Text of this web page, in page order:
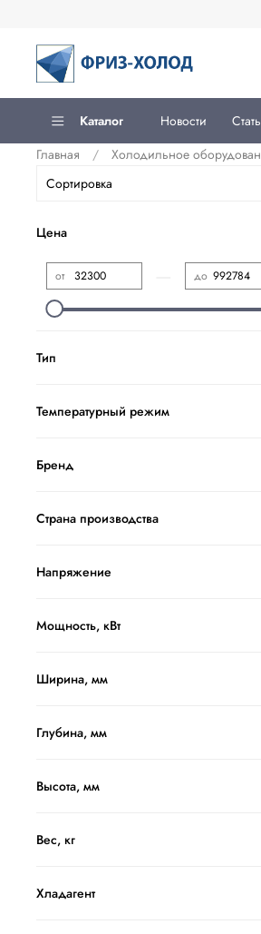
Каталог Новости
Главная
Холодильное
Цена
от до
Тип
Температурный режим
Бренд
Страна производства
Напряжение
Мощность, кВт
Ширина, мм
Глубина, мм
Высота, мм
Вес, кг
Хладагент